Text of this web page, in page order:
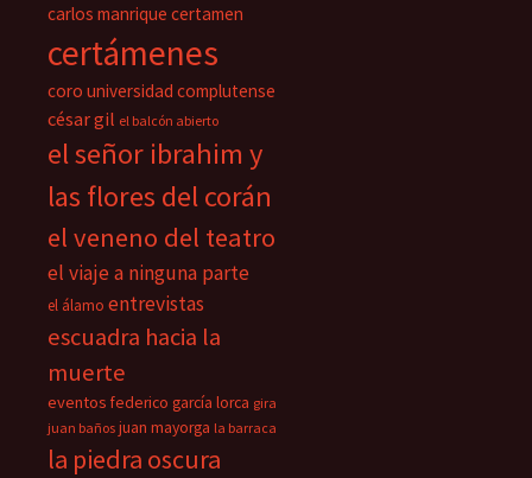
carlos manrique certamen
certámenes
coro universidad complutense
césar gil el balcón abierto
el señor ibrahim y
las flores del corán
el veneno del teatro
el viaje a ninguna parte
el álamo entrevistas
escuadra hacia la
muerte
eventos federico garcía lorca gira
juan baños juan mayorga la barraca
la piedra oscura